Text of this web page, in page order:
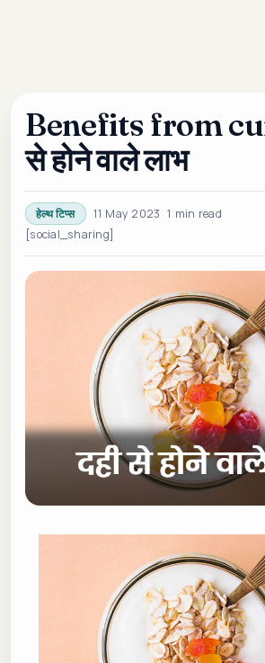
Benefits from
से होने वाले लाभ
हेल्थ टिप्स 11 May 2023 1 min read
[social_sharing]